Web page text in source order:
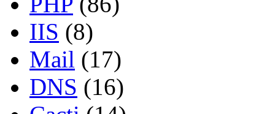
IIS (8)
Mail (17)
DNS (16)